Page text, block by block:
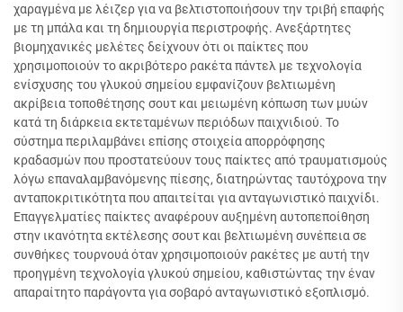
χαραγμένα με λέιζερ για να βελτιστοποιήσουν την τριβή επαφής
με τη μπάλα και τη δημιουργία περιστροφής. Ανεξάρτητες
βιομηχανικές μελέτες δείχνουν ότι οι παίκτες που
χρησιμοποιούν το ακριβότερο ρακέτα πάντελ με τεχνολογία
ενίσχυσης του γλυκού σημείου εμφανίζουν βελτιωμένη
ακρίβεια τοποθέτησης σουτ και μειωμένη κόπωση των μυών
κατά τη διάρκεια εκτεταμένων περιόδων παιχνιδιού. Το
σύστημα περιλαμβάνει επίσης στοιχεία απορρόφησης
κραδασμών που προστατεύουν τους παίκτες από τραυματισμούς
λόγω επαναλαμβανόμενης πίεσης, διατηρώντας ταυτόχρονα την
ανταποκριτικότητα που απαιτείται για ανταγωνιστικό παιχνίδι.
Επαγγελματίες παίκτες αναφέρουν αυξημένη αυτοπεποίθηση
στην ικανότητα εκτέλεσης σουτ και βελτιωμένη συνέπεια σε
συνθήκες τουρνουά όταν χρησιμοποιούν ρακέτες με αυτή την
προηγμένη τεχνολογία γλυκού σημείου, καθιστώντας την έναν
απαραίτητο παράγοντα για σοβαρό ανταγωνιστικό εξοπλισμό.